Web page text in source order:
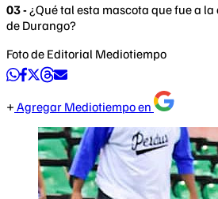
03 -¿Qué tal esta mascota que fue a
de Durango?
Foto de Editorial Mediotiempo
Agregar Mediotiempo en